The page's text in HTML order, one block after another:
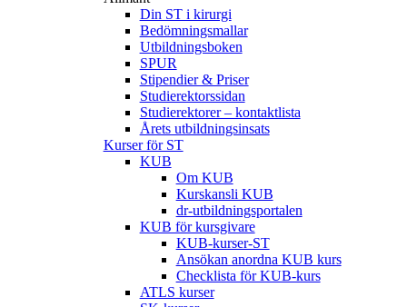
Din ST i kirurgi
Bedömningsmallar
Utbildningsboken
SPUR
Stipendier & Priser
Studierektorssidan
Studierektorer – kontaktlista
Årets utbildningsinsats
Kurser för ST
KUB
Om KUB
Kurskansli KUB
dr-utbildningsportalen
KUB för kursgivare
KUB-kurser-ST
Ansökan anordna KUB kurs
Checklista för KUB-kurs
ATLS kurser